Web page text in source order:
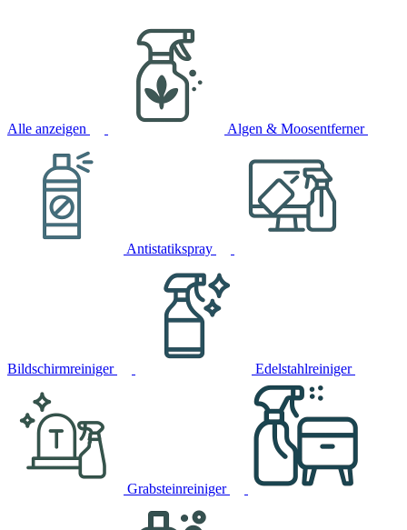
Alle anzeigen Algen & Moosentferner
Antistatikspray
Bildschirmreiniger Edelstahlreiniger
Grabsteinreiniger